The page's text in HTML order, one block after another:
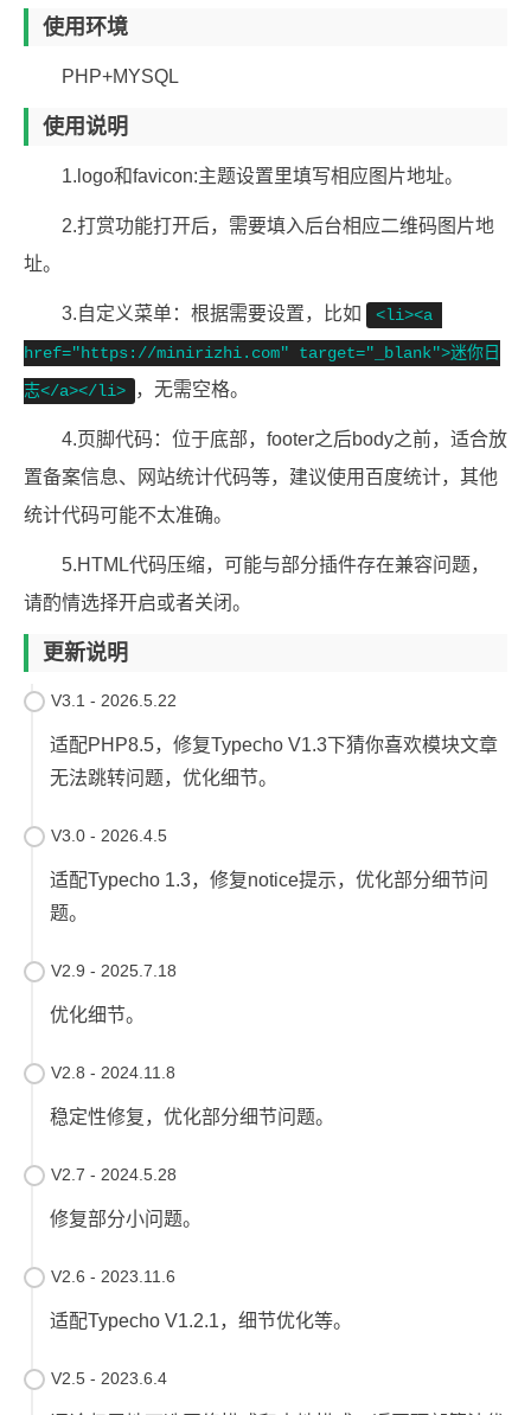
使用环境
PHP+MYSQL
使用说明
1.logo和favicon:主题设置里填写相应图片地址。
2.打赏功能打开后，需要填入后台相应二维码图片地
址。
3.自定义菜单：根据需要设置，比如
<li><a
href="https://minirizhi.com" target="_blank">迷你日
志</a></li>
，无需空格。
4.页脚代码：位于底部，footer之后body之前，适合放
置备案信息、网站统计代码等，建议使用百度统计，其他
统计代码可能不太准确。
5.HTML代码压缩，可能与部分插件存在兼容问题，
请酌情选择开启或者关闭。
更新说明
V3.1 - 2026.5.22
适配PHP8.5，修复Typecho V1.3下猜你喜欢模块文章
无法跳转问题，优化细节。
V3.0 - 2026.4.5
适配Typecho 1.3，修复notice提示，优化部分细节问
题。
V2.9 - 2025.7.18
优化细节。
V2.8 - 2024.11.8
稳定性修复，优化部分细节问题。
V2.7 - 2024.5.28
修复部分小问题。
V2.6 - 2023.11.6
适配Typecho V1.2.1，细节优化等。
V2.5 - 2023.6.4